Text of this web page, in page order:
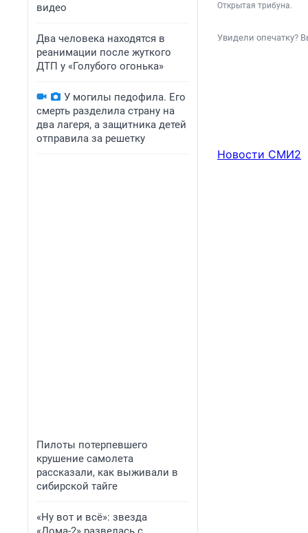
видео
Два человека находятся в
реанимации после жуткого
ДТП у «Голубого огонька»
У могилы педофила. Его
смерть разделила страну на
два лагеря, а защитника детей
отправила за решетку
Пилоты потерпевшего
крушение самолета
рассказали, как выживали в
сибирской тайге
«Ну вот и всё»: звезда
Открытая трибуна.
Увидели опечатку?
Новости СМИ2